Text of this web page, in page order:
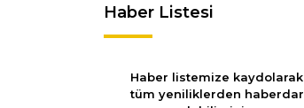
Haber Listesi
Haber listemize kaydolarak
tüm yeniliklerden haberdar